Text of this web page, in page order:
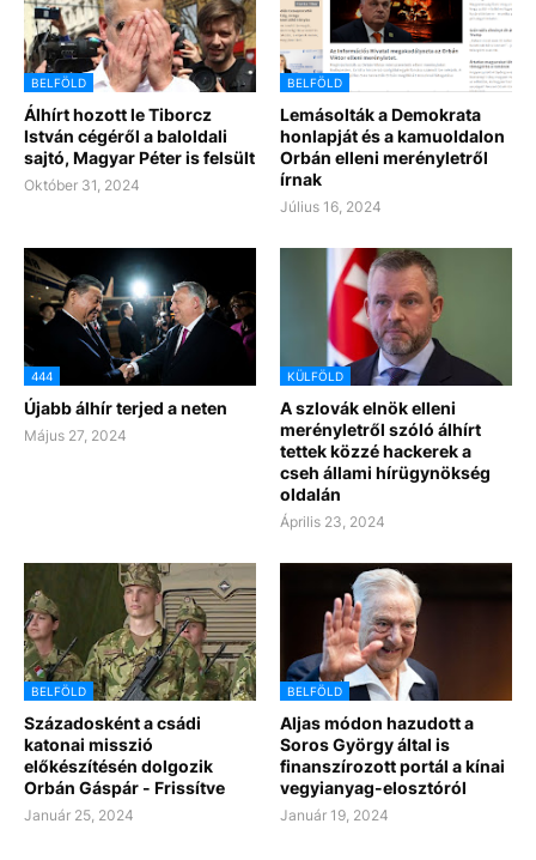
BELFÖLD
Álhírt hozott le Tiborcz
István cégéről a baloldali
sajtó, Magyar Péter is felsült
Október 31, 2024
BELFÖLD
Lemásolták a Demokrata
honlapját és a kamuoldalon
Orbán elleni merényletről
írnak
Július 16, 2024
444
Újabb álhír terjed a neten
Május 27, 2024
KÜLFÖLD
A szlovák elnök elleni
merényletről szóló álhírt
tettek közzé hackerek a
cseh állami hírügynökség
oldalán
Április 23, 2024
BELFÖLD
Századosként a csádi
katonai misszió
előkészítésén dolgozik
Orbán Gáspár - Frissítve
Január 25, 2024
BELFÖLD
Aljas módon hazudott a
Soros György által is
finanszírozott portál a kínai
vegyianyag-elosztóról
Január 19, 2024